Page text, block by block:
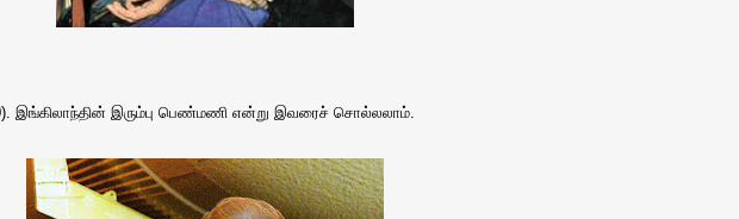
இங்கிலாந்தின் இரும்பு பெண்மணி என்று இவரைச் சொல்லலாம்.